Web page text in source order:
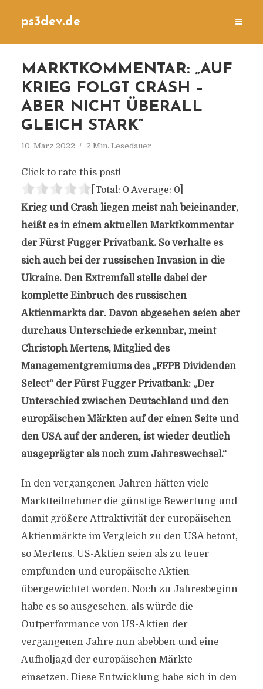
ps3dev.de
MARKTKOMMENTAR: „AUF
KRIEG FOLGT CRASH –
ABER NICHT ÜBERALL
GLEICH STARK“
10. März 2022 2 Min. Lesedauer
Click to rate this post!
[Total: 0 Average: 0]
Krieg und Crash liegen meist nah beieinander,
heißt es in einem aktuellen Marktkommentar
der Fürst Fugger Privatbank. So verhalte es
sich auch bei der russischen Invasion in die
Ukraine. Den Extremfall stelle dabei der
komplette Einbruch des russischen
Aktienmarkts dar. Davon abgesehen seien aber
durchaus Unterschiede erkennbar, meint
Christoph Mertens, Mitglied des
Managementgremiums des „FFPB Dividenden
Select“ der Fürst Fugger Privatbank: „Der
Unterschied zwischen Deutschland und den
europäischen Märkten auf der einen Seite und
den USA auf der anderen, ist wieder deutlich
ausgeprägter als noch zum Jahreswechsel.“
In den vergangenen Jahren hätten viele
Marktteilnehmer die günstige Bewertung und
damit größere Attraktivität der europäischen
Aktienmärkte im Vergleich zu den USA betont,
so Mertens. US-Aktien seien als zu teuer
empfunden und europäische Aktien
übergewichtet worden. Noch zu Jahresbeginn
habe es so ausgesehen, als würde die
Outperformance von US-Aktien der
vergangenen Jahre nun abebben und eine
Aufholjagd der europäischen Märkte
einsetzen. Diese Entwicklung habe sich in den